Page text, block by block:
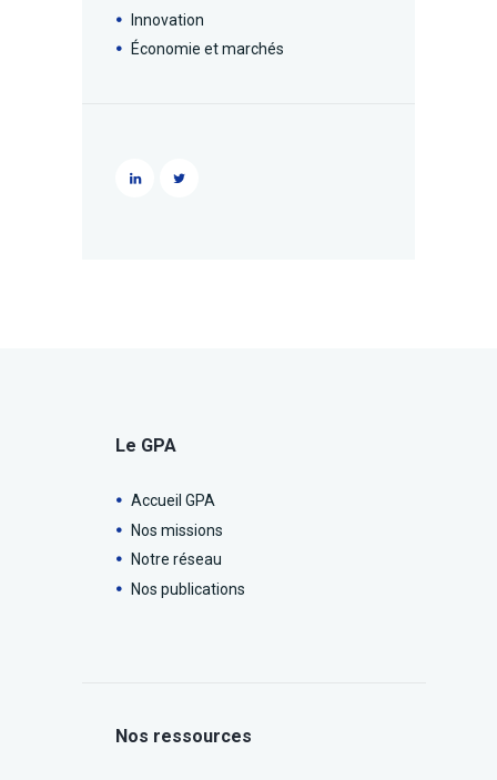
Innovation
Économie et marchés
Le GPA
Accueil GPA
Nos missions
Notre réseau
Nos publications
Nos ressources